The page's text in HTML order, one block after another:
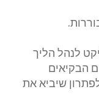
לנהל הליך
הבקיאים
שיביא את